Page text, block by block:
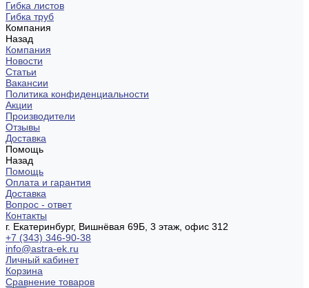
Гибка листов
Гибка труб
Компания
Назад
Компания
Новости
Статьи
Вакансии
Политика конфиденциальности
Акции
Производители
Отзывы
Доставка
Помощь
Назад
Помощь
Оплата и гарантия
Доставка
Вопрос - ответ
Контакты
г. Екатеринбург, Вишнёвая 69Б, 3 этаж, офис 312
+7 (343) 346-90-38
info@astra-ek.ru
Личный кабинет
Корзина
Сравнение товаров